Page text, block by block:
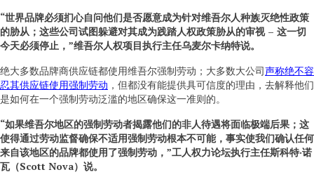
“世界品牌必须扪心自问他们是否愿意成为针对维吾尔人种族灭绝性政策
的胁从；这些公司试图躲避对其成为践踏人权政策胁从的审视 – 这一切
今天必须停止，”维吾尔人权项目执行主任乌麦尔卡纳特说。
绝大多数品牌商供应链都使用维吾尔强制劳动；大多数大公司声称绝不容
忍其供应链使用强制劳动 ，但都没有能提供具可信度的理由，去解释他们
是如何在一个强制劳动泛滥的地区确保这一准则的。
“如果维吾尔地区的强制劳动者揭露他们的非人待遇将面临极端后果；这
使得通过劳动监督确保不适用强制劳动根本不可能，事实使我们确认任何
来自该地区的品牌都使用了强制劳动，”工人权力论坛执行主任斯科特·诺
瓦（Scott Nova）说。